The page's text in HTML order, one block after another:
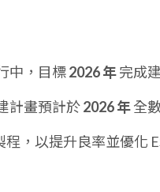
中，目標2026 年完成
計畫預計於2026 年全
，以提升良率並優化